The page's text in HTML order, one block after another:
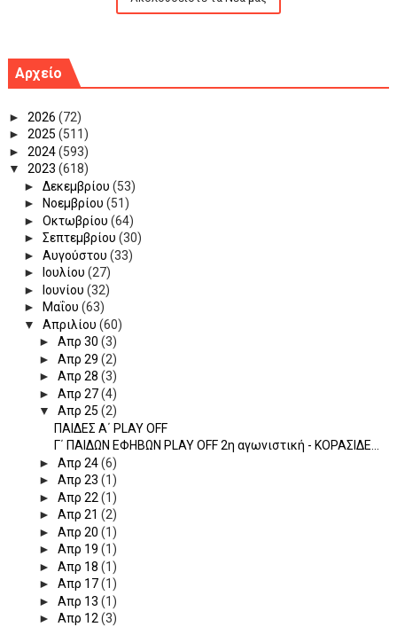
Αρχείο
► 2026 (72)
► 2025 (511)
► 2024(593)
▼ 2023 (618)
► Δεκεμβρίου (53)
►
Νοεμβρίου (51)
► Οκτωβρίου (64)
► Σεπτεμβρίου (30)
► Αυγούστου (33)
►
Ιουλίου (27)
►
Ιουνίου (32)
►
Μαΐου (63)
▼ Απριλίου (60)
► Απρ 30 (3)
► Απρ 29 (2)
► Απρ 28 (3)
► Απρ 27(4)
▼ Απρ 25 (2)
ΠΑΙΔΕΣ Α΄ PLAY OFF
Γ΄ ΠΑΙΔΩΝ ΕΦΗΒΩΝ PLAY OFF 2η αγωνιστική - KOΡΑΣΙΔΕ...
► Απρ 24(6)
► Απρ 23 (1)
► Απρ 22 (1)
► Απρ 21 (2)
► Απρ 20 (1)
► Απρ 19 (1)
► Απρ 18 (1)
► Απρ 17(1)
► Απρ 13 (1)
► Απρ 12(3)